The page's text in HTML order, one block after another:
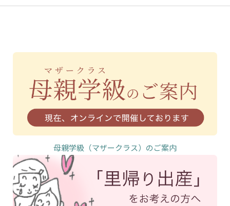
母親学級（マザークラス）のご案内